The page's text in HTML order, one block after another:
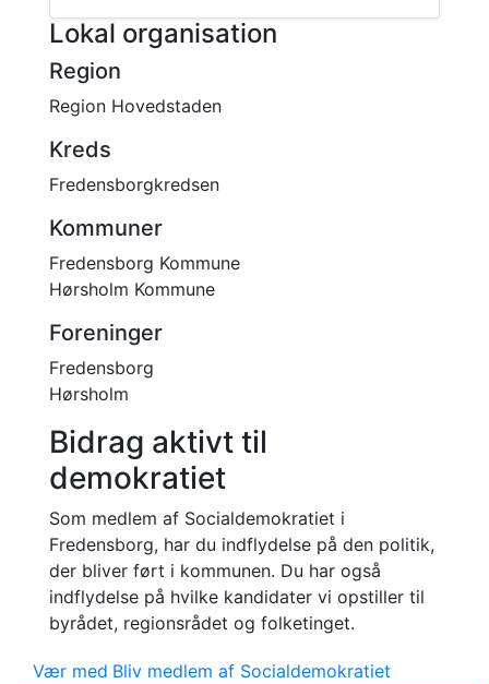
Lokal organisation
Region
Region Hovedstaden
Kreds
Fredensborgkredsen
Kommuner
Fredensborg Kommune
Hørsholm Kommune
Foreninger
Fredensborg
Hørsholm
Bidrag aktivt til
demokratiet
Som medlem af Socialdemokratiet i
Fredensborg, har du indflydelse på den politik,
der bliver ført i kommunen. Du har også
indflydelse på hvilke kandidater vi opstiller til
byrådet, regionsrådet og folketinget.
Vær med Bliv medlem af Socialdemokratiet